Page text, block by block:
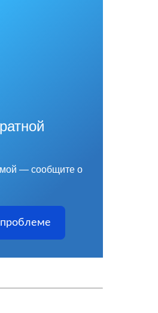
— сообщите о